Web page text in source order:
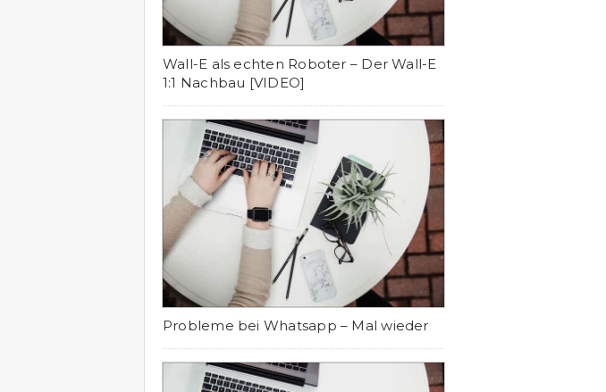
Wall-E als echten Roboter – Der Wall-E
1:1 Nachbau [VIDEO]
Probleme bei Whatsapp – Mal wieder